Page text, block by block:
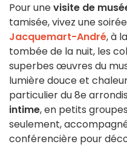
Pour unevisite de
tamisée, vivez une
Jacquemart-André, à
tombée de la nuit, les
superbes œuvres du
lumière douce et
particulier du 8e
intime, en petits
seulement,
conférencière pour